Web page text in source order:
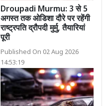
Droupadi Murmu: 3 से 5
अगस्त तक ओडिशा दौरे पर रहेंगी
राष्ट्रपति द्रौपदी मुर्मु, तैयारियां
पूरी
Published On 02 Aug 2026
14:53:19